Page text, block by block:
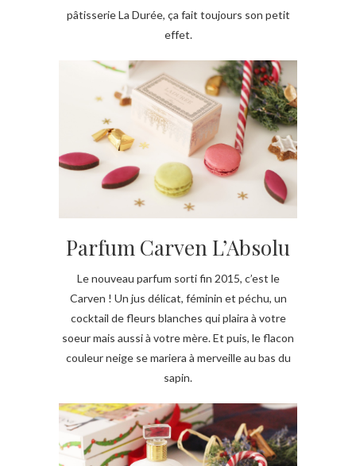
pâtisserie La Durée, ça fait toujours son petit
effet.
Parfum Carven L’Absolu
Le nouveau parfum sorti fin 2015, c’est le
Carven ! Un jus délicat, féminin et péchu, un
cocktail de fleurs blanches qui plaira à votre
soeur mais aussi à votre mère. Et puis, le flacon
couleur neige se mariera à merveille au bas du
sapin.